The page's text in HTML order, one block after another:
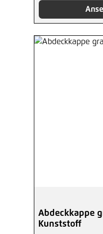
Abdeckkappe
Kunststoff